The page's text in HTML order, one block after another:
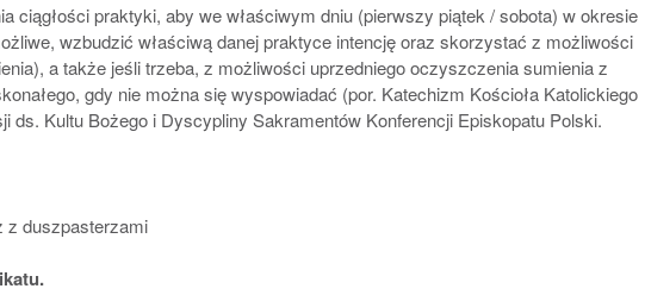
ciągłości praktyki, aby we właściwym dniu (pierwszy piątek / sobota) w okresie
wzbudzić właściwą danej praktyce intencję oraz skorzystać z możliwości
a także jeśli trzeba, z możliwości uprzedniego oczyszczenia sumienia z
gdy nie można się wyspowiadać (por. Katechizm Kościoła Katolickiego
ds. Kultu Bożego i Dyscypliny Sakramentów Konferencji Episkopatu Polski.
z duszpasterzami